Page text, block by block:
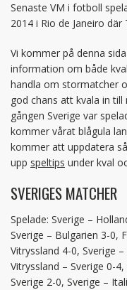
Senaste VM i fotboll
2014 i Rio de Janeiro
Vi kommer på denna
information om både
handla om stormatcher
god chans att kvala in till
gången Sverige var
kommer vårat blågula
kommer att uppdatera
upp speltips under kval
SVERIGES MATCHER
Spelade: Sverige –
Sverige – Bulgarien 3-0,
Vitryssland 4-0, Sverige
Vitryssland – Sverige 0-
Sverige 2-0, Sverige –